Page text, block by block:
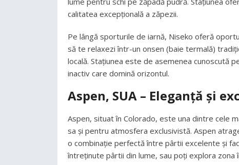
calitatea excepțională a zăpezii.
Pe lângă sporturile de iarnă, Niseko oferă
să te relaxezi într-un onsen (baie termală)
locală. Stațiunea este de asemenea cunoscută
inactiv care domină orizontul.
Aspen, SUA – Eleganță și
Aspen, situat în Colorado, este una dintre cele
sa și pentru atmosfera exclusivistă. Aspen
o combinație perfectă între pârtii excelente și
întreținute pârtii din lume, sau poți explora zona